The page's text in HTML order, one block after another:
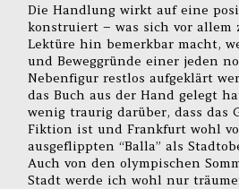
Die Handlung wirkt auf eine
konstruiert – was sich vor allem
Lektüre hin bemerkbar macht,
und Beweggründe einer jeden
Nebenfigur restlos aufgeklärt
das Buch aus der Hand gelegt
wenig traurig darüber, dass das
Fiktion ist und Frankfurt wohl
ausgeflippten “Balla” als
Auch von den olympischen
Stadt werde ich wohl nur